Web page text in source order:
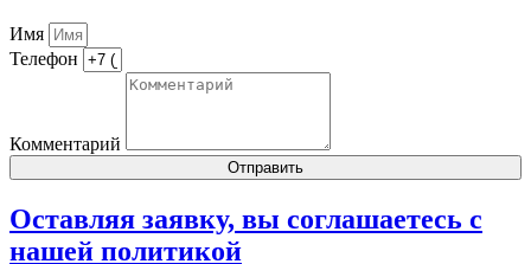
Имя
Телефон
Комментарий
Отправить
Оставляя заявку, вы соглашаетесь с
нашей политикой